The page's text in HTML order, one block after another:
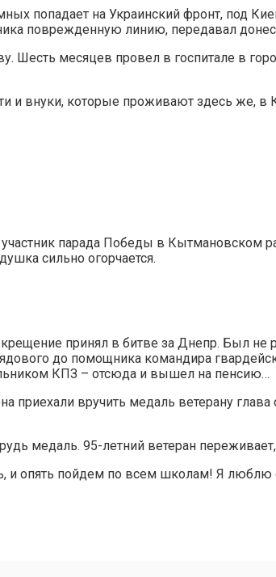
попадает на Украинский фронт, под
поврежденную линию, передавал
Шесть месяцев провел в госпитале в
и внуки, которые проживают здесь же, в
парада Победы в Кытмановском
сильно огорчается.
принял в битве за Днепр. Был не
до помощника командира
КПЗ – отсюда и вышел на пенсию…
приехали вручить медаль ветерану
медаль. 95-летний ветеран
и опять пойдем по всем школам! Я люблю